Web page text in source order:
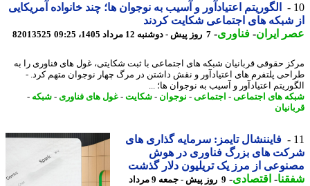
الگوریتم اعتیادآور و آسیب به نوجوان ها؛ چند خانواده آمریکایی
شبکه های اجتماعی شکایت کردند
ایران- فناوری- 7 روز پیش - دوشنبه 12 مرداد 1405، 09:25 82013525
حقوقی قربانیان شبکه های اجتماعی با ثبت شکایتی، غول های فناوری را به
پلتفرم های اعتیادآور و نقش داشتن در مرگ چهار نوجوان متهم کرد. -
اعتیادآور و آسیب به نوجوان ها؛ ...
های اجتماعی-اجتماعی-نوجوان- شکایت-غول های فناوری- شبکه-
فایننشال تایمز: سرمایه گذاری های
های بزرگ فناوری در هوش
از مرز یک تریلیون دلار گذشت
-اقتصادی-
9 روز پیش - جمعه 9 مرداد